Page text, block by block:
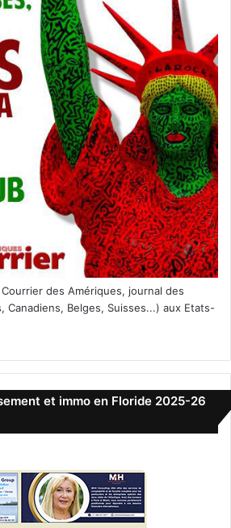
des Amériques, journal des
Canadiens, Belges, Suisses...) aux Etats-
et immo en Floride 2025-26